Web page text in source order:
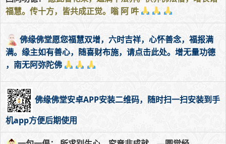
福慧。传十方，皆共成正觉。嗡 阿 吽
佛缘佛堂愿您福慧双增，六时吉祥，心怀善念，福报满
满。缘主如有善心，随喜财布施，请点击此处。增无量功德
，南无阿弥陀佛
佛缘佛堂安卓APP安装二维码，随时扫一扫安装到手
机app方便后期使用